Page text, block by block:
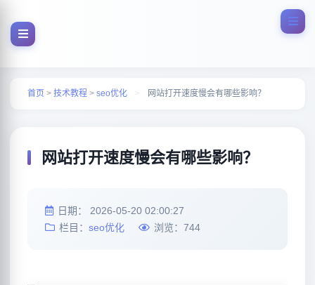
首页 > 技术教程 > seo优化 > 网站打开速度慢会有哪些影响？
网站打开速度慢会有哪些影响？
日期： 2026-05-20 02:00:27
栏目： seo优化 浏览： 744